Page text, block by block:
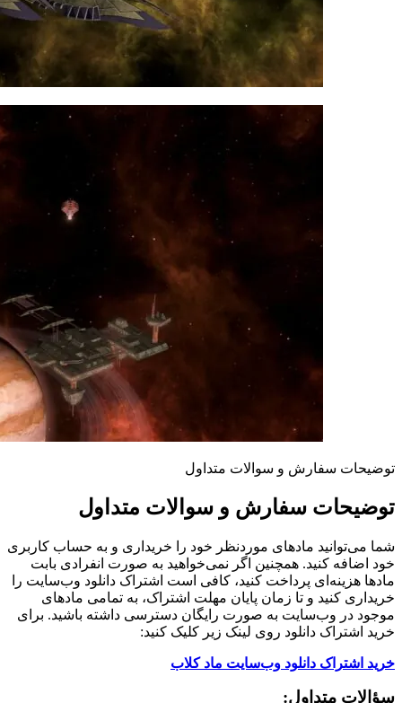
توضیحات سفارش و سوالات متداول
توضیحات سفارش و سوالات متداول
شما می‌توانید مادهای موردنظر خود را خریداری و به حساب کاربری
خود اضافه کنید. همچنین اگر نمی‌خواهید به صورت انفرادی بابت
مادها هزینه‌ای پرداخت کنید، کافی است اشتراک دانلود وب‌سایت را
خریداری کنید و تا زمان پایان مهلت اشتراک، به تمامی مادهای
موجود در وب‌سایت به صورت رایگان دسترسی داشته باشید. برای
خرید اشتراک دانلود روی لینک زیر کلیک کنید:
خرید اشتراک دانلود وب‌سایت ماد کلاب
سؤالات متداول: